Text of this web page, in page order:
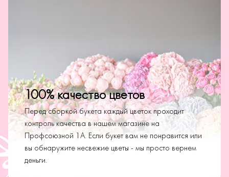
100% качество цветов
Перед сборкой букета каждый цветок проходит
контроль качества в нашем магазине на
Профсоюзной 1А. Если букет вам не понравится или
вы обнаружите несвежие цветы - мы просто вернем
деньги.